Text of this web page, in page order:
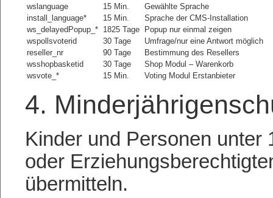
wslanguage
15 Min.
Gewählte Sprache
install_language*
15 Min.
Sprache der CMS-Installation
ws_delayedPopup_* 1825 Tage
Popup nur einmal zeigen
wspollsvoterid
30 Tage
Umfrage/nur eine Antwort möglich
reseller_nr
90 Tage
Bestimmung des Resellers
wsshopbasketid
30 Tage
Shop Modul – Warenkorb
wsvote_*
15 Min. Voting Modul Erstanbieter
4.
Kinder und Personen unter
oder
übermitteln.